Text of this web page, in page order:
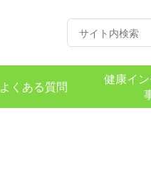
よくある質問
健康イ